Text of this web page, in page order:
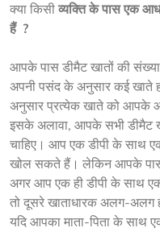
क्या किसी व्यक्ति के पास एक
हैं  ?
आपके पास डीमैट खातों की
अपनी पसंद के अनुसार कई खाते
अनुसार प्रत्येक खाते को आपके
इसके अलावा, आपके सभी डीमैट
चाहिए। आप एक डीपी के साथ
खोल सकते हैं। लेकिन आपके
अगर आप एक ही डीपी के साथ
तो दूसरे खाताधारक अलग-अलग
यदि आपका माता-पिता के साथ